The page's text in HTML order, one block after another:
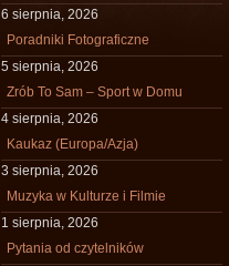
6 sierpnia, 2026
Poradniki Fotograficzne
5 sierpnia, 2026
Zrób To Sam – Sport w Domu
4 sierpnia, 2026
Kaukaz (Europa/Azja)
3 sierpnia, 2026
Muzyka w Kulturze i Filmie
1 sierpnia, 2026
Pytania od czytelników